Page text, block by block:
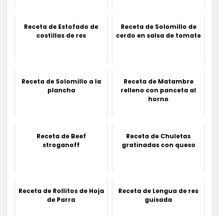
Receta de Estofado de
costillas de res
Receta de Solomillo de
cerdo en salsa de tomate
Receta de Solomillo a la
plancha
Receta de Matambre
relleno con panceta al
horno
Receta de Beef
stroganoff
Receta de Chuletas
gratinadas con queso
Receta de Rollitos de Hoja
de Parra
Receta de Lengua de res
guisada